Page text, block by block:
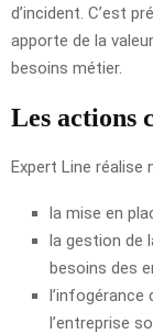
d’incident. C’est
apporte de la
besoins métier.
Les actions
Expert Line réalise
la mise en
la gestion de
besoins des
l’entreprise